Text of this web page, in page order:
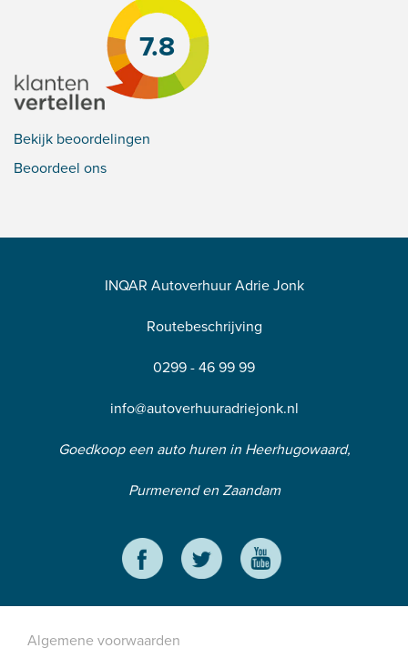
7.8
Bekijk beoordelingen
Beoordeel ons
INQAR Autoverhuur Adrie Jonk
Routebeschrijving
0299 - 46 99 99
info@autoverhuuradriejonk.nl
Goedkoop een auto huren in Heerhugowaard,
Purmerend en Zaandam
Algemene voorwaarden